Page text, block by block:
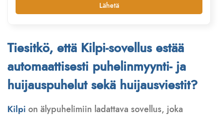
Lähetä
Tiesitkö, että Kilpi-sovellus estää
automaattisesti puhelinmyynti- ja
huijauspuhelut sekä huijausviestit?
Kilpi on älypuhelimiin ladattava sovellus, joka